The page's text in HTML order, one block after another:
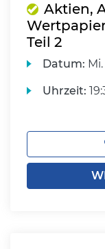
Aktien,
Teil 2
Datum: Mi.
Uhrzeit: